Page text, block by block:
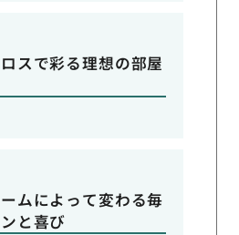
スで彩る理想の部屋
ムによって変わる毎
と喜び